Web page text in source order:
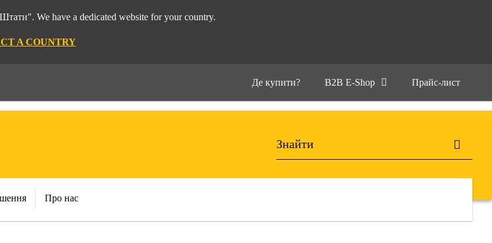
We have a dedicated website for your country.
A COUNTRY
Де купити? B2B E-Shop Прайс-лист
Про нас